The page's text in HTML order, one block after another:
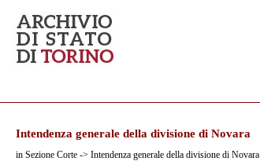
Intendenza generale della divisione di Novara
in Sezione Corte -> Intendenza generale della divisione di Novara